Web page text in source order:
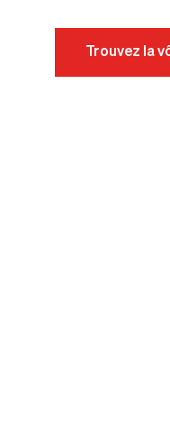
Trouvez la